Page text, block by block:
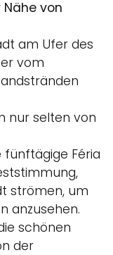
von
am Ufer des
vom
nur selten von
fünftägige Féria
strömen, um
anzusehen.
schönen
der